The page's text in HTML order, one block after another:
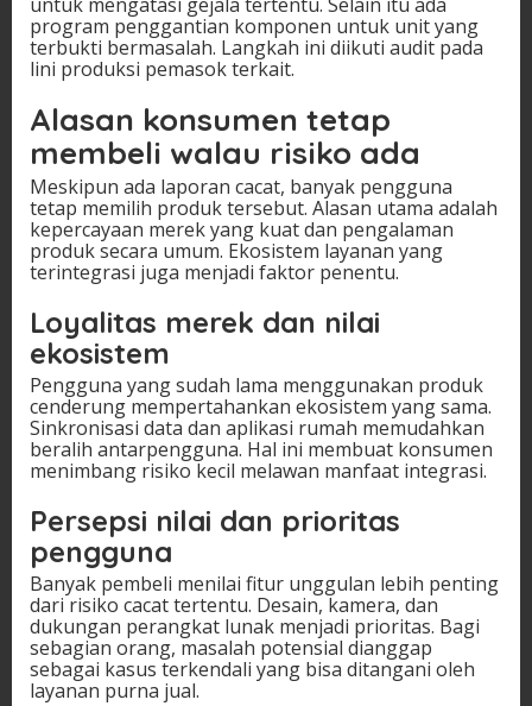
program penggantian komponen untuk unit yang
terbukti bermasalah. Langkah ini diikuti audit pada
lini produksi pemasok terkait.
Alasan konsumen tetap
membeli walau risiko ada
Meskipun ada laporan cacat, banyak pengguna
tetap memilih produk tersebut. Alasan utama adalah
kepercayaan merek yang kuat dan pengalaman
produk secara umum. Ekosistem layanan yang
terintegrasi juga menjadi faktor penentu.
Loyalitas merek dan nilai
ekosistem
Pengguna yang sudah lama menggunakan produk
cenderung mempertahankan ekosistem yang sama.
Sinkronisasi data dan aplikasi rumah memudahkan
beralih antarpengguna. Hal ini membuat konsumen
menimbang risiko kecil melawan manfaat integrasi.
Persepsi nilai dan prioritas
pengguna
Banyak pembeli menilai fitur unggulan lebih penting
dari risiko cacat tertentu. Desain, kamera, dan
dukungan perangkat lunak menjadi prioritas. Bagi
sebagian orang, masalah potensial dianggap
sebagai kasus terkendali yang bisa ditangani oleh
layanan purna jual.